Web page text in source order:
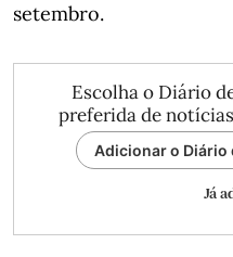
setembro.
Escolha o Diário
preferida de
Adicionar o Diário
Já